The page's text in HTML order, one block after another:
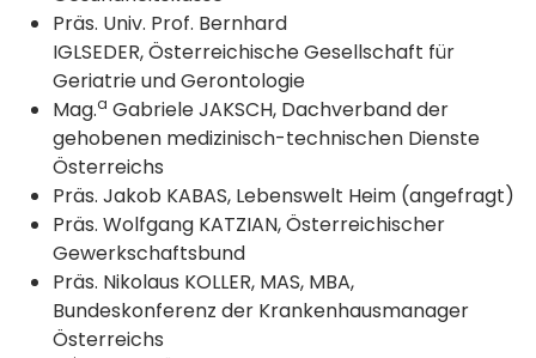
Präs. Univ. Prof. Bernhard
IGLSEDER, Österreichische Gesellschaft für
Geriatrie und Gerontologie
Mag.a Gabriele JAKSCH, Dachverband der
gehobenen medizinisch-technischen Dienste
Österreichs
Präs. Jakob KABAS, Lebenswelt Heim (angefragt)
Präs. Wolfgang KATZIAN, Österreichischer
Gewerkschaftsbund
Präs. Nikolaus KOLLER, MAS, MBA,
Bundeskonferenz der Krankenhausmanager
Österreichs